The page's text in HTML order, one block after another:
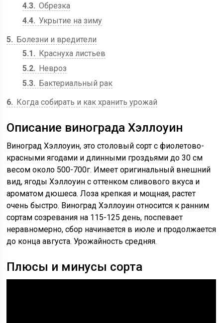
4.3 Обрезка
4.4 Укрытие на зиму
5
Болезни и вредители
5.1
Краснуха листьев
5.2
Невроз
5.3
Бактериальный рак
6
Когда собирать и как хранить урожай
Описание винограда Хэллоуин
Виноград Хэллоуин, это столовый сорт с фиолетово-
красными ягодами и длинными гроздьями до 30 см
весом около 500-700г. Имеет оригинальный внешний
вид, ягоды Хэллоуин с оттенком сливового вкуса и
ароматом дюшеса. Лоза крепкая и мощная, растет
очень быстро. Виноград Хэллоуин относится к ранним
сортам созревания на 115-125 день, поспевает
неравномерно, сбор начинается в июле и продолжается
до конца августа. Урожайность средняя.
Плюсы и минусы сорта